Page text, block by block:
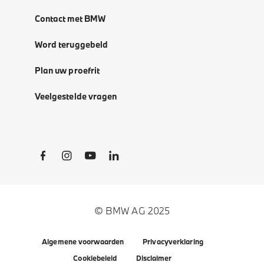
Contact met BMW
Word teruggebeld
Plan uw proefrit
Veelgestelde vragen
Social Links
© BMW AG 2025
Algemene voorwaarden
Privacyverklaring
Cookiebeleid
Disclaimer